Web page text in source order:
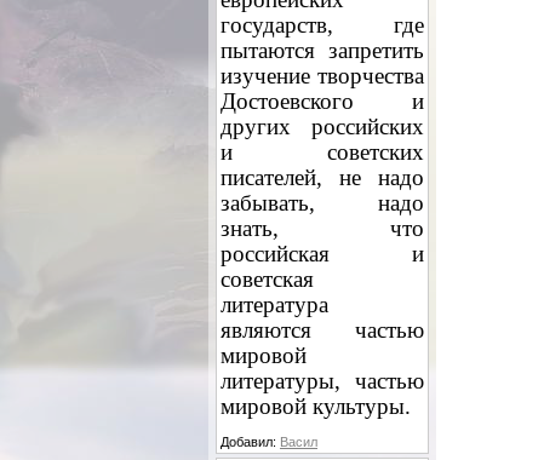
государств, где
пытаются запретить
изучение творчества
Достоевского и
других российских
и советских
писателей, не надо
забывать, надо
знать, что
российская и
советская
литература
являются частью
мировой
литературы, частью
мировой культуры.
Добавил: Васил